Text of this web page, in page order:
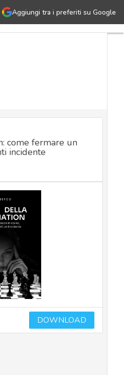
Aggiungi tra i preferiti su Google
cosa devono sapere le
come fermare un
incidente
DOWNLOAD